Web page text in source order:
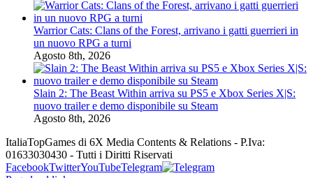
Warrior Cats: Clans of the Forest, arrivano i gatti guerrieri in
un nuovo RPG a turni
Agosto 8th, 2026
Slain 2: The Beast Within arriva su PS5 e Xbox Series X|S:
nuovo trailer e demo disponibile su Steam
Agosto 8th, 2026
ItaliaTopGames di 6X Media Contents & Relations - P.Iva:
01633030430 - Tutti i Diritti Riservati
FacebookTwitterYouTubeTelegram